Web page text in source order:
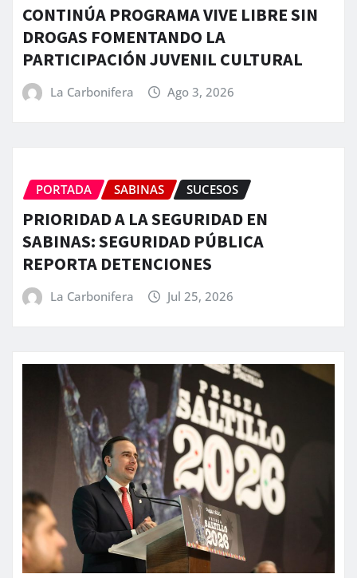
CONTINÚA PROGRAMA VIVE LIBRE SIN
DROGAS FOMENTANDO LA
PARTICIPACIÓN JUVENIL CULTURAL
La Carbonifera Ago 3, 2026
PORTADA SABINAS SUCESOS
PRIORIDAD A LA SEGURIDAD EN
SABINAS: SEGURIDAD PÚBLICA
REPORTA DETENCIONES
La Carbonifera Jul 25, 2026